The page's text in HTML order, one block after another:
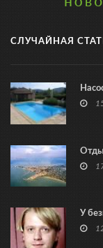
СЛУЧАЙНАЯ
У